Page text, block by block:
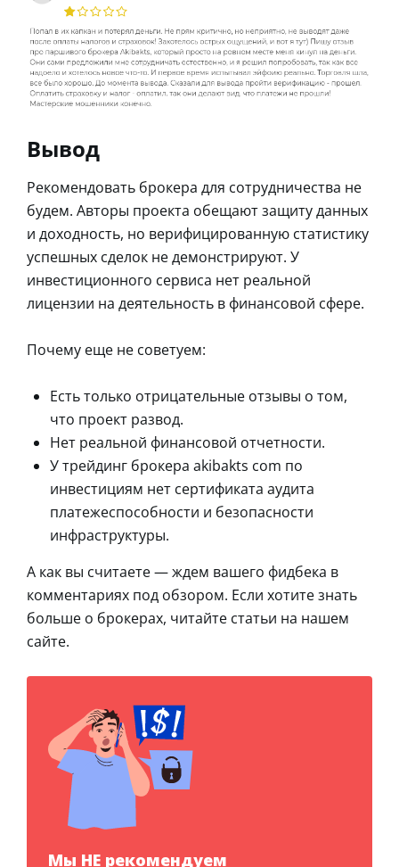
Вывод
Рекомендовать брокера для сотрудничества не
будем. Авторы проекта обещают защиту данных
и доходность, но верифицированную статистику
успешных сделок не демонстрируют. У
инвестиционного сервиса нет реальной
лицензии на деятельность в финансовой сфере.
Почему еще не советуем:
Есть только отрицательные отзывы о том,
что проект развод.
Нет реальной финансовой отчетности.
У трейдинг брокера akibakts com по
инвестициям нет сертификата аудита
платежеспособности и безопасности
инфраструктуры.
А как вы считаете — ждем вашего фидбека в
комментариях под обзором. Если хотите знать
больше о брокерах, читайте статьи на нашем
сайте.
Мы НЕ рекомендуем